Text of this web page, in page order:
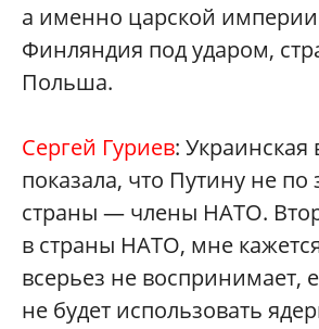
а именно царской
Финляндия под ударом,
Польша.
Сергей Гуриев: Украинская
показала, что Путину не по
страны — члены НАТО.
в страны НАТО, мне
всерьез не воспринимает,
не будет использовать